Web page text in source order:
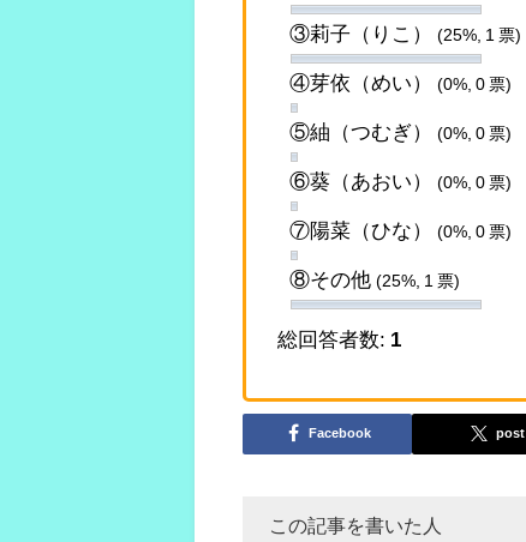
③莉子（りこ） (25%, 1 票)
④芽依（めい） (0%, 0 票)
⑤紬（つむぎ） (0%, 0 票)
⑥葵（あおい） (0%, 0 票)
⑦陽菜（ひな） (0%, 0 票)
⑧その他 (25%, 1 票)
総回答者数: 1
Facebook post
この記事を書いた人